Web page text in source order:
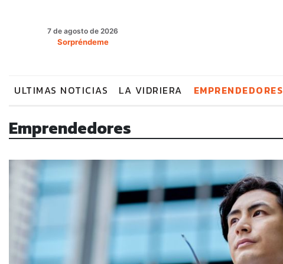
7 de agosto de 2026
Sorpréndeme
ULTIMAS NOTICIAS LA VIDRIERA EMPRENDEDORES
Emprendedores